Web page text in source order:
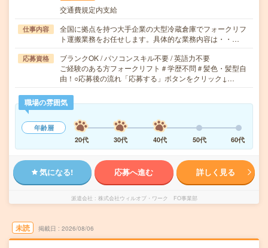
交通費規定内支給
仕事内容
全国に拠点を持つ大手企業の大型冷蔵倉庫でフォークリフ
ト運搬業務をお任せします。具体的な業務内容は・・…
応募資格
ブランクOK / パソコンスキル不要 / 英語力不要
ご経験のある方フォークリフト＃学歴不問＃髪色・髪型自
由！○応募後の流れ「応募する」ボタンをクリック↓…
職場の雰囲気
年齢層
20代
30代 40代 50代 60代
気になる! 応募へ進む 詳しく見る
派遣会社 株式会社ウィルオブ・ワーク FO事業部
未読 掲載日 2026/08/06